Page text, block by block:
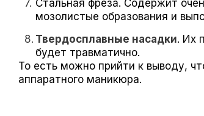
Стальная фреза. Содержит
мозолистые образования и
Твердосплавные насадки. Их
будет травматично.
То есть можно прийти к выводу,
аппаратного маникюра.